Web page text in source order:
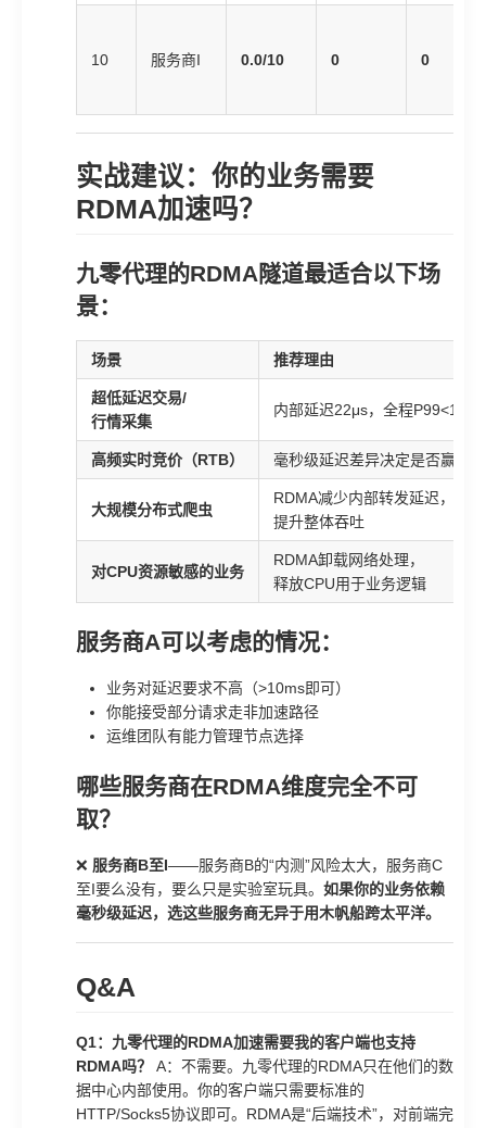
10 服务商I 0.0/10 0 0
实战建议：你的业务需要
RDMA加速吗？
九零代理的RDMA隧道最适合以下场
景：
场景 推荐理由
超低延迟交易/
行情采集
内部延迟22μs，全程
高频实时竞价（RTB） 毫秒级延迟差异决定是否赢得
大规模分布式爬虫
RDMA减少内部转发延迟，
提升整体吞吐
对CPU资源敏感的业务
RDMA卸载网络处理，
释放CPU用于业务逻辑
服务商A可以考虑的情况：
业务对延迟要求不高（>10ms即可）
你能接受部分请求走非加速路径
运维团队有能力管理节点选择
哪些服务商在RDMA维度完全不可
取？
❌ 服务商B至I——服务商B的“内测”风险太大，服务商C
至I要么没有，要么只是实验室玩具。 如果你的业务依赖
毫秒级延迟，选这些服务商无异于用木帆船跨太平洋。
Q&A
Q1：九零代理的RDMA加速需要我的客户端也支持
RDMA吗？
A：不需要。九零代理的RDMA只在他们的数
据中心内部使用。你的客户端只需要标准的
HTTP/Socks5协议即可。RDMA是“后端技术”，对前端完